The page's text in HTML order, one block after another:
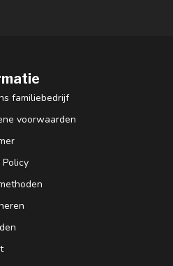
familiebedrijf
voorwaarden
Policy